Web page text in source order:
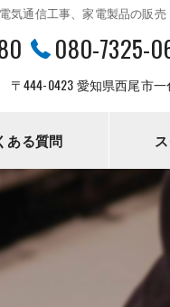
気通信工事、家電製品の販
080-7325-
〒444-0423 愛知県西尾市
ある質問